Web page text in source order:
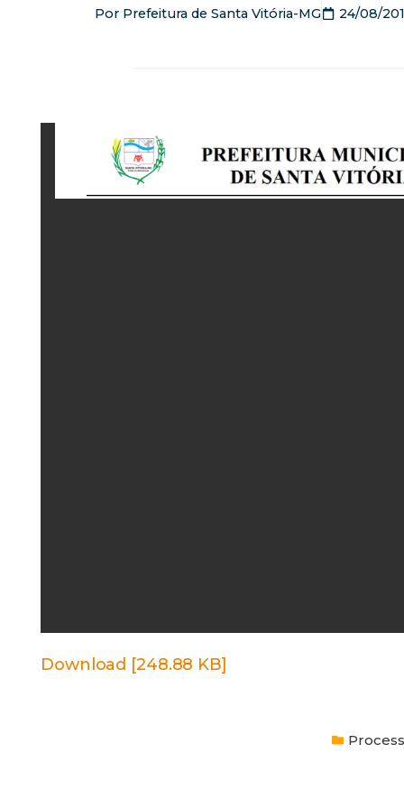
Por Prefeitura de Santa Vitória-MG 24/08/
Download [248.88 KB]